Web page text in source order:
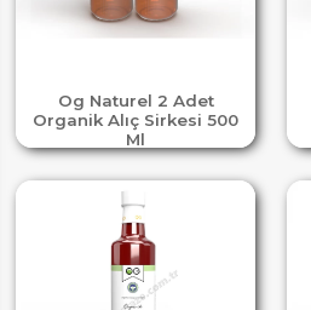
Og Naturel 2 Adet
Organik Alıç Sirkesi 500
Ml